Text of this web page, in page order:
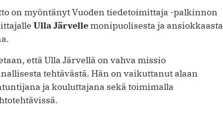
on myöntänyt Vuoden tiedetoimittaja -palkinnon
Ulla Järvelle monipuolisesta ja ansiokkaasta
että Ulla Järvellä on vahva missio
tehtävästä. Hän on vaikuttanut alaan
ja kouluttajana sekä toimimalla